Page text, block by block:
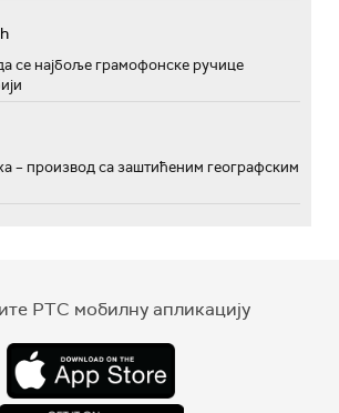
се најбоље грамофонске ручице
– производ са заштићеним географским
РТС мобилну апликацију